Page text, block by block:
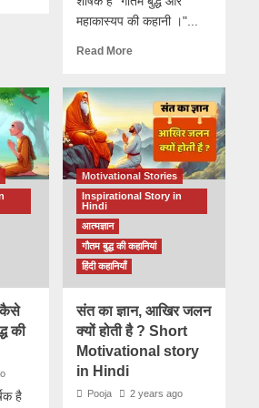
महाकास्यप की कहानी ।"...
Read More
कैसे
की
है
Motivational Stories
Inspirational Story in
Hindi
आत्मज्ञान
गौतम बुद्ध की कहानियां
हिंदी कहानियाँ
संत का ज्ञान, आखिर जलन
क्यों होती है ? Short
Motivational story
in Hindi
Pooja 2 years ago